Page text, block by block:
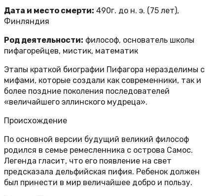
Дата и место смерти: 490г. до н. э. (75 лет),
Финляндия
Род деятельности: философ, основатель школы
пифагорейцев, мистик, математик
Этапы краткой биографии Пифагора неразделимы с
мифами, которые создали как современники, так и
более поздние поколения последователей
«величайшего эллинского мудреца».
Происхождение
По основной версии будущий великий философ
родился в семье ремесленника с острова Самос.
Легенда гласит, что его появление на свет
предсказала дельфийская пифия. Ребенок должен
был принести в мир величайшее добро и пользу.